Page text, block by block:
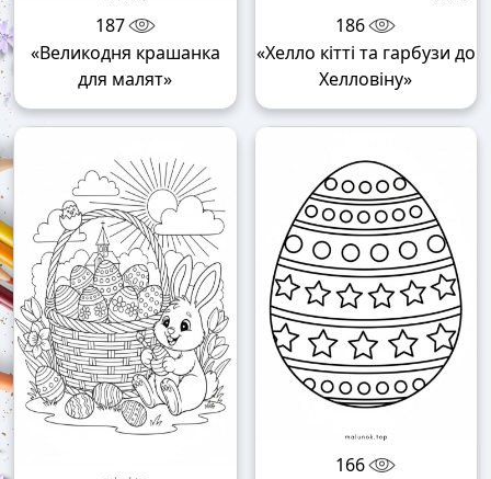
187
«Великодня крашанка
для малят»
186
«Хелло кітті та гарбузи до
Хелловіну»
166